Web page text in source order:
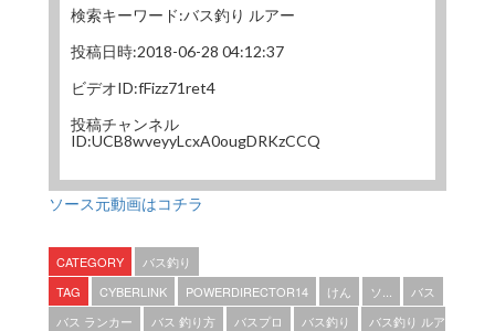
検索キーワード:バス釣り ルアー
投稿日時:2018-06-28 04:12:37
ビデオID:fFizz71ret4
投稿チャンネル
ID:UCB8wveyyLcxA0ougDRKzCCQ
ソース元動画はコチラ
CATEGORY
バス釣り
TAG
CYBERLINK POWERDIRECTOR14 けん ソ...
バス
バス ランカー
バス 釣り方 バスプロ バス釣り
バス釣り ルア